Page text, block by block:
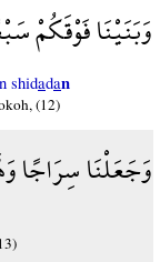
وَبَنَيْنَا فَوْقَكُمْ
shidadan
(12)
وَجَعَلْنَا سِرَاجًا